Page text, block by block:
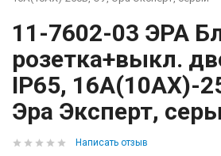
11-7602-03 ЭРА
розетка+выкл.
IP65, 16A(10AX)-
Эра Эксперт,
Написать отзыв